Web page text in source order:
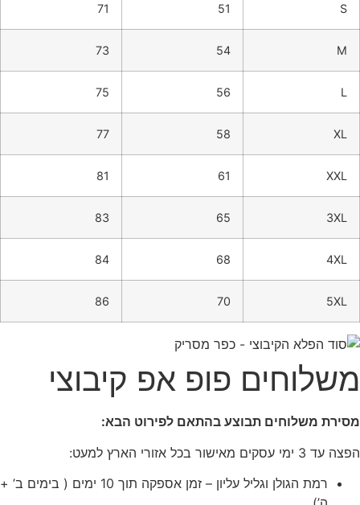
S
51
71
M
54
73
L
56
75
XL
58
77
XXL
61
81
3XL
65
83
4XL
68
84
5XL
70
86
משלוחים פופ אפ קיבוצי
מסירת משלוחים תבוצע בהתאם לפירוט הבא:
הפצה עד 3 ימי עסקים מאישור בכל אזורי הארץ למעט:
רמת הגולן וגליל עליון – זמן אספקה תוך 10 ימים ( בימים ב’ +